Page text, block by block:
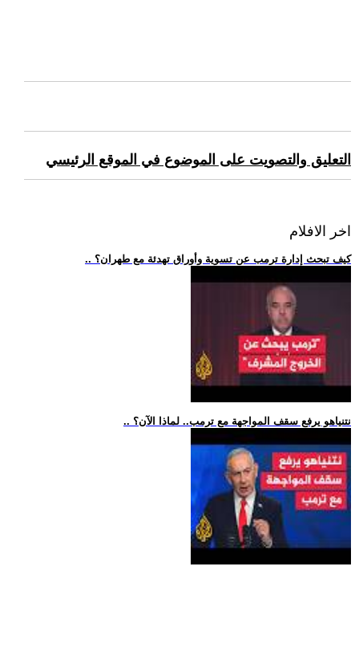
التعليق والتصويت على الموضوع في الموقع الرئيسي
اخر الافلام
.. كيف تبحث إدارة ترمب عن تسوية وأوراق تهدئة مع طهران؟
.. نتنياهو يرفع سقف المواجهة مع ترمب.. لماذا الآن؟